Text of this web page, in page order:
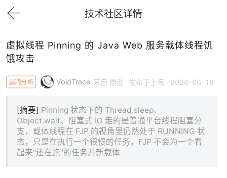
技术社区详情
下拉刷新
虚拟线程 Pinning 的 Java Web 服务载体线程饥
饿攻击
漏洞分析 VoidTrace 来自 原创 发布于上海 · 2026-06-18
[摘要] Pinning 状态下的 Thread.sleep、
Object.wait、阻塞式 IO 走的是普通平台线程阻塞分
支，载体线程在 FJP 的视角里仍然处于 RUNNING 状
态，只是在执行一个很慢的任务。FJP 不会为一个看
起来"还在跑"的任务开新载体